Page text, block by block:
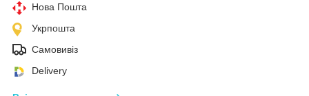
Нова Пошта
Укрпошта
Самовивіз
Delivery